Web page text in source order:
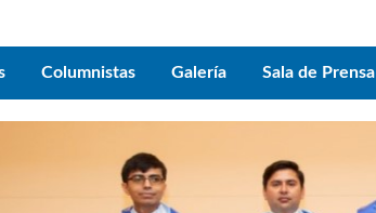
Columnistas Galería Sala de Prensa